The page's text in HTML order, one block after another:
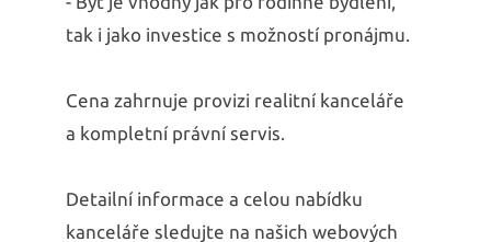
tak i jako investice s možností pronájmu.
Cena zahrnuje provizi realitní kanceláře
a kompletní právní servis.
Detailní informace a celou nabídku
kanceláře sledujte na našich webových